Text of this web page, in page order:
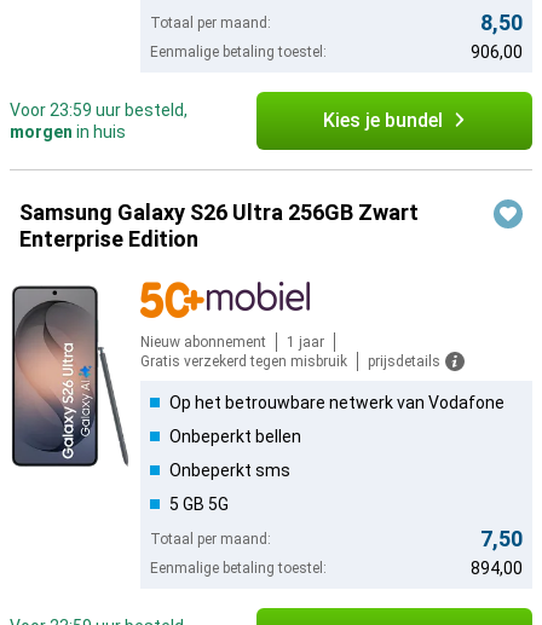
Totaal per maand: 8,50
Eenmalige betaling toestel: 906,00
Voor 23:59 uur besteld,
morgen in huis Kies je bundel
Samsung Galaxy S26 Ultra 256GB Zwart
Enterprise Edition
Nieuw abonnement
1 jaar
Gratis verzekerd tegen misbruik
prijsdetails
Op het betrouwbare netwerk van Vodafone
Onbeperkt bellen
Onbeperkt sms
5 GB 5G
Totaal per maand: 7,50
Eenmalige betaling toestel: 894,00